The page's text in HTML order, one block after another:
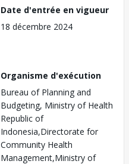
Date d'entrée en vigueur
18 décembre 2024
Organisme d'exécution
Bureau of Planning and
Budgeting, Ministry of Health
Republic of
Indonesia,Directorate for
Community Health
Management,Ministry of